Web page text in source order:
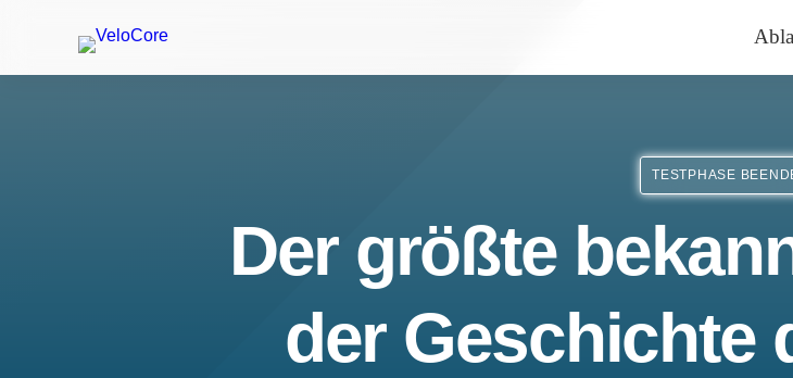
TESTPHASE
Der größte
der Geschichte